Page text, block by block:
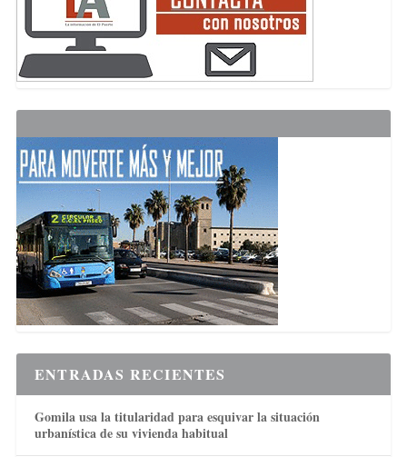
ENTRADAS RECIENTES
Gomila usa la titularidad para esquivar la situación
urbanística de su vivienda habitual